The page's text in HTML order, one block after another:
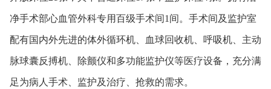
净手术部心血管外科专用百级手术间1间。手术间及监护室
配有国内外先进的体外循环机、血球回收机、呼吸机、主动
脉球囊反搏机、除颤仪和多功能监护仪等医疗设备，充分满
足为病人手术、监护及治疗、抢救的需求。